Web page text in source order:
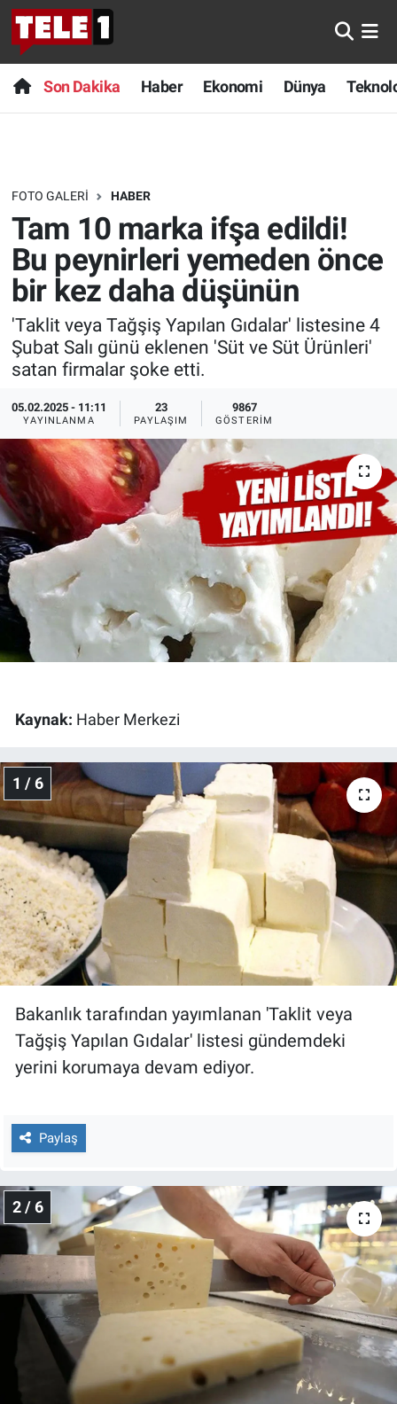
Son Dakika Haber Ekonomi Dünya
FOTO GALERI HABER
Tam 10 marka ifşa edildi!
Bu peynirleri yemeden önce
bir kez daha düşünün
'Taklit veya Tağşiş Yapılan Gıdalar' listesine 4
Şubat Salı günü eklenen 'Süt ve Süt Ürünleri'
satan firmalar şoke etti.
05.02.2025 - 11:11
YAYINLANMA
23
PAYLAŞIM
9867
GÖSTERIM
Kaynak: Haber Merkezi
1 / 6
Bakanlık tarafından yayımlanan 'Taklit veya
Tağşiş Yapılan Gıdalar' listesi gündemdeki
yerini korumaya devam ediyor.
Paylaş
2 / 6
Anında Manşet
Başka Sohbetler
Bilim turu
Bilim ve Teknoloji Evreni
Doğa Konuşuyor
Dünya
Ege'den Esintiler
Eğitim
Eğlence
Forum
Gerçeğin İzinde
Gün Ortası
Gündem Özel
Günün görüntüsü
Haber
İlan
Kimdir
Koronavirüs
Ne demişti
Nedir
Popüler
Programlar
Sağlık
Spor
Son Dakika
Haber
Dünya
Sağlık
Spor
İletişim
Nöbetçi Eczaneler
Hava Durumu
Trafik Durumu
Süper Lig Puan Durumu ve Fikstür
Tüm Manşetler
Son Dakika Haberleri